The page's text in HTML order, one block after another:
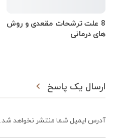
8 علت ترشحات مقعدی و روش
های درمانی
ارسال یک پاسخ
آدرس ایمیل شما منتشر نخواهد شد.